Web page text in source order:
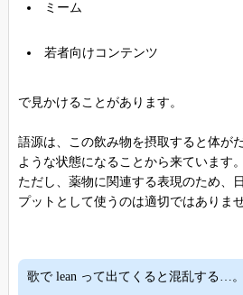
ミーム
若者向けコンテンツ
で見かけることがあります。
語源は、この飲み物を摂取すると体が
ような状態になることから来ています。
ただし、薬物に関連する表現のため、
プットとして使うのは適切ではありませ
歌で lean って出てくると混乱する…。